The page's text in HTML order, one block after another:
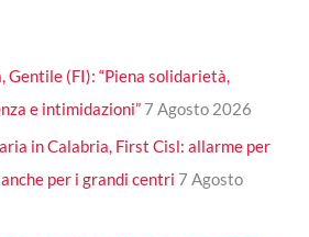
Gentile (FI): “Piena solidarietà,
e intimidazioni” 7 Agosto 2026
in Calabria, First Cisl: allarme per
per i grandi centri 7 Agosto